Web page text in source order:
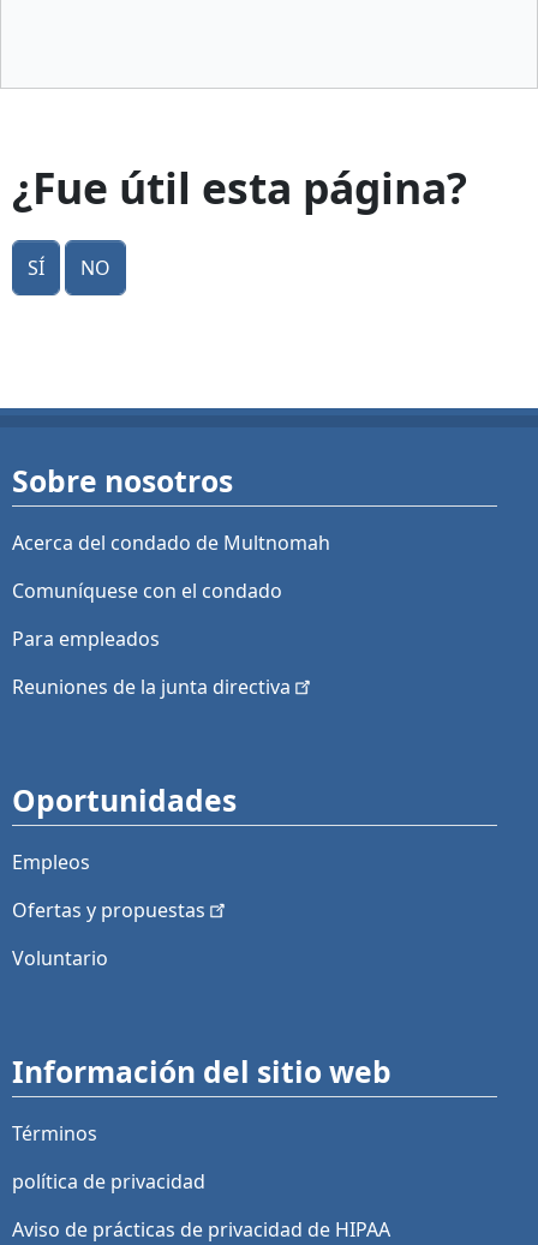
¿Fue útil esta página?
Sí No
Sobre nosotros
Acerca del condado de Multnomah
Comuníquese con el condado
Para empleados
Reuniones de la junta directiva
Oportunidades
Empleos
Ofertas y propuestas
Voluntario
Información del sitio web
Términos
política de privacidad
Aviso de prácticas de privacidad de HIPAA